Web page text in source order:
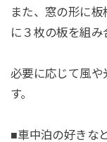
また、窓の形に
に３枚の板を組み
必要に応じて風や
す。
■車中泊の好きな